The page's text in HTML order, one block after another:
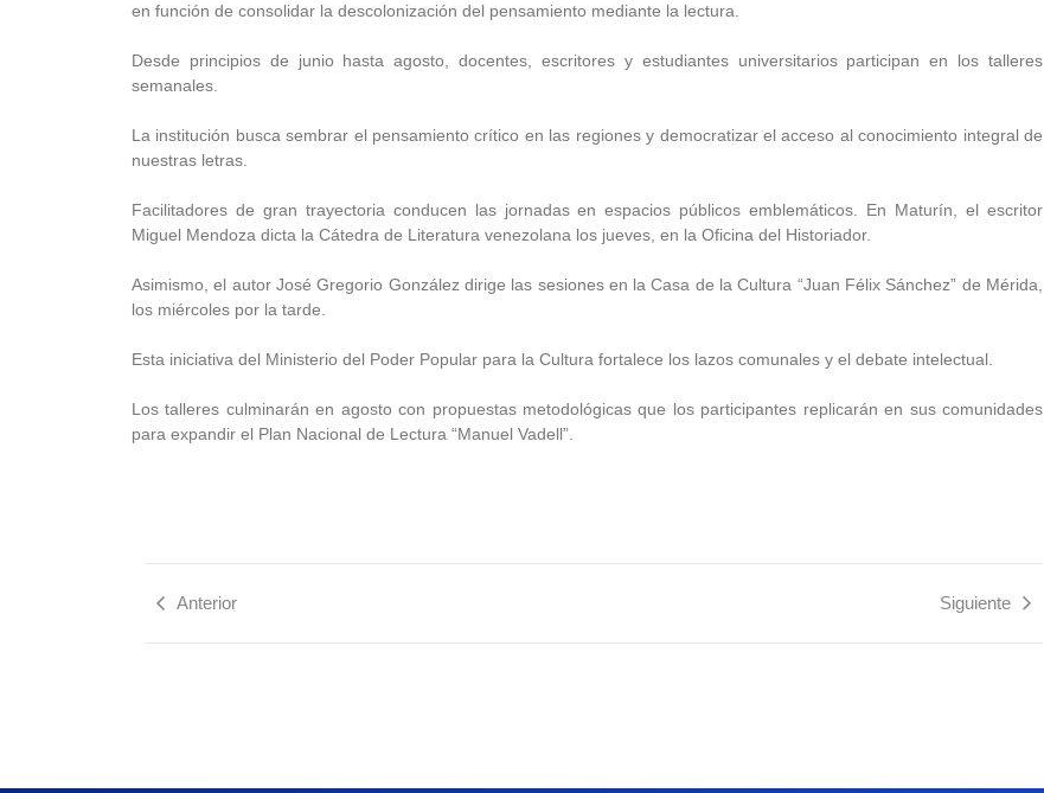
en función de consolidar la descolonización del pensamiento mediante la lectura.
Desde principios de junio hasta agosto, docentes, escritores y estudiantes universitarios participan en los talleres
semanales.
La institución busca sembrar el pensamiento crítico en las regiones y democratizar el acceso al conocimiento integral de
nuestras letras.
Facilitadores de gran trayectoria conducen las jornadas en espacios públicos emblemáticos. En Maturín, el escritor
Miguel Mendoza dicta la Cátedra de Literatura venezolana los jueves, en la Oficina del Historiador.
Asimismo, el autor José Gregorio González dirige las sesiones en la Casa de la Cultura “Juan Félix Sánchez” de Mérida,
los miércoles por la tarde.
Esta iniciativa del Ministerio del Poder Popular para la Cultura fortalece los lazos comunales y el debate intelectual.
Los talleres culminarán en agosto con propuestas metodológicas que los participantes replicarán en sus comunidades
para expandir el Plan Nacional de Lectura “Manuel Vadell”.
Anterior Siguiente